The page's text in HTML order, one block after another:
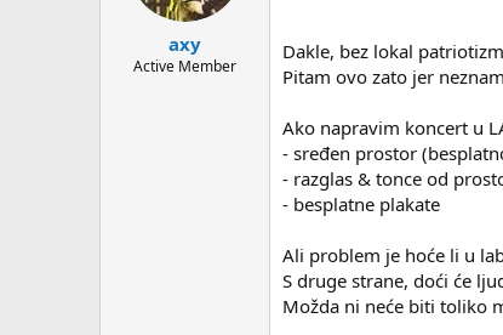
axy
Active Member
Dakle, bez lokal
Pitam ovo zato jer
Ako napravim koncert u
- sređen prostor
- razglas & tonce od
- besplatne plakate
Ali problem je hoće li u
S druge strane, doći će
Možda ni neće biti toliko